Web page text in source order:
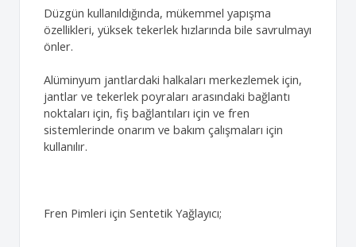
Düzgün kullanıldığında, mükemmel yapışma
özellikleri, yüksek tekerlek hızlarında bile savrulmayı
önler.
Alüminyum jantlardaki halkaları merkezlemek için,
jantlar ve tekerlek poyraları arasındaki bağlantı
noktaları için, fiş bağlantıları için ve fren
sistemlerinde onarım ve bakım çalışmaları için
kullanılır.
Fren Pimleri için Sentetik Yağlayıcı;